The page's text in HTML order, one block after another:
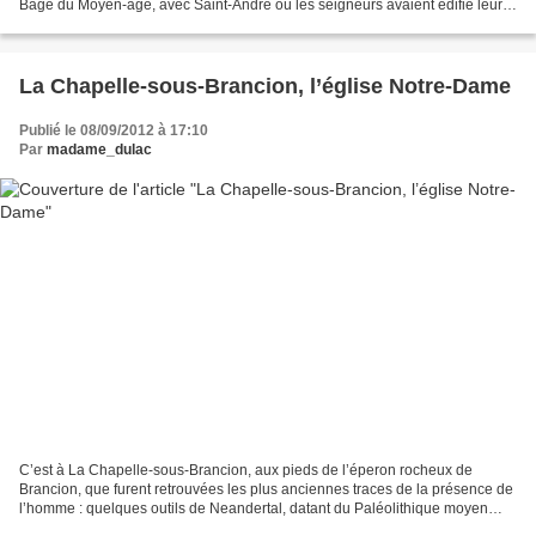
Bâgé du Moyen-âge, avec Saint-André où les seigneurs avaient édifié leur
La Chapelle-sous-Brancion, l’église Notre-Dame
Publié le 08/09/2012 à 17:10
Par madame_dulac
C’est à La Chapelle-sous-Brancion, aux pieds de l’éperon rocheux de
Brancion, que furent retrouvées les plus anciennes traces de la présence de
l’homme : quelques outils de Neandertal, datant du Paléolithique moyen